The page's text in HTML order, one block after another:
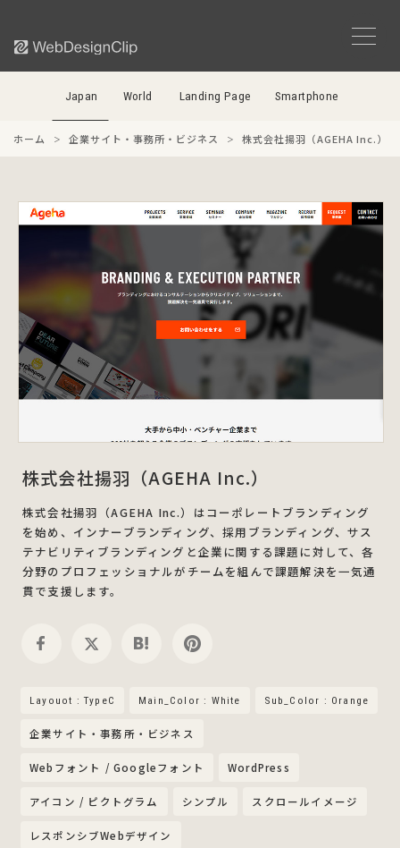
Japan World Landing Page Smartphone
ホーム 企業サイト・事務所・ビジネス 株式会社揚羽（AGEHA Inc.）
株式会社揚羽（AGEHA Inc.）
株式会社揚羽（AGEHA Inc.）はコーポレートブランディング
を始め、インナーブランディング、採用ブランディング、サス
テナビリティブランディングと企業に関する課題に対して、各
分野のプロフェッショナルがチームを組んで課題解決を一気通
貫で支援します。
Layouot : TypeC Main_Color : White Sub_Color : Orange
企業サイト・事務所・ビジネス
Webフォント / Googleフォント WordPress
アイコン / ピクトグラム シンプル スクロールイメージ
レスポンシブWebデザイン